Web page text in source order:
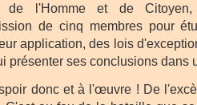
de l'Homme et de
de cinq membres pour
application, des lois
présenter ses conclusions dans
donc et à l'œuvre ! De